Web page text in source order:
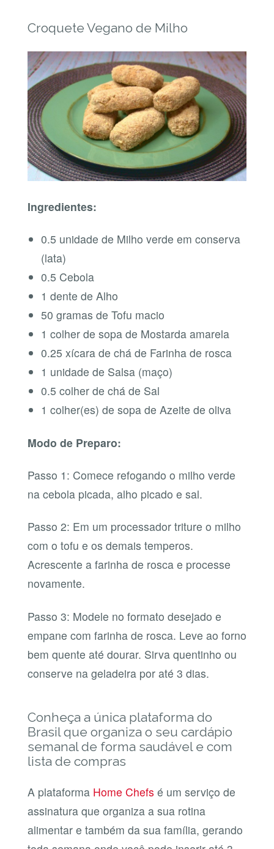
Croquete Vegano de Milho
Ingredientes:
0.5 unidade de Milho verde em conserva
(lata)
0.5 Cebola
1 dente de Alho
50 gramas de Tofu macio
1 colher de sopa de Mostarda amarela
0.25 xícara de chá de Farinha de rosca
1 unidade de Salsa (maço)
0.5 colher de chá de Sal
1 colher(es) de sopa de Azeite de oliva
Modo de Preparo:
Passo 1: Comece refogando o milho verde
na cebola picada, alho picado e sal.
Passo 2: Em um processador triture o milho
com o tofu e os demais temperos.
Acrescente a farinha de rosca e processe
novamente.
Passo 3: Modele no formato desejado e
empane com farinha de rosca. Leve ao forno
bem quente até dourar. Sirva quentinho ou
conserve na geladeira por até 3 dias.
Conheça a única plataforma do
Brasil que organiza o seu cardápio
semanal de forma saudável e com
lista de compras
A plataforma Home Chefs é um serviço de
assinatura que organiza a sua rotina
alimentar e também da sua família, gerando